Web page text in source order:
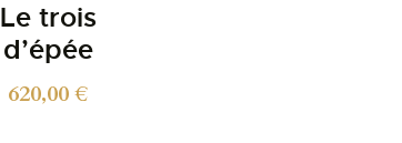
Le trois
d’épée
620,00€